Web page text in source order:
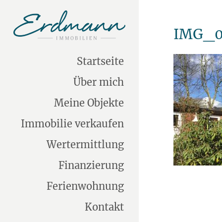
Startseite
Über mich
Meine Objekte
Immobilie verkaufen
Wertermittlung
Finanzierung
Ferienwohnung
Kontakt